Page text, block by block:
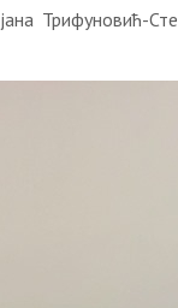
Трифуновић-